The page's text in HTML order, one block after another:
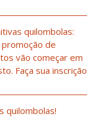
quilombolas:
promoção de
vão começar em
Faça sua inscrição
quilombolas!